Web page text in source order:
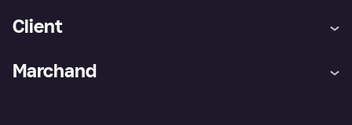
Client
Marchand